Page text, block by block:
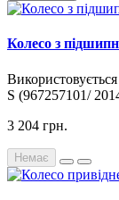
Колесо з
S (967257101/
3 204 грн.
Немає